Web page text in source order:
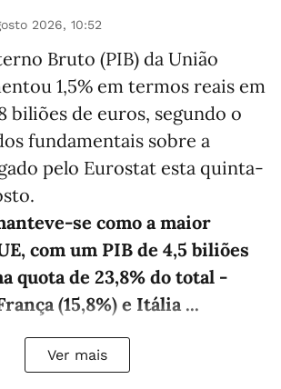
2026, 10:52
Bruto (PIB) da União
1,5% em termos reais em
biliões de euros, segundo o
fundamentais sobre a
pelo Eurostat esta quinta-
como a maior
com um PIB de 4,5 biliões
quota de 23,8% do total -
(15,8%) e Itália ...
Ver mais